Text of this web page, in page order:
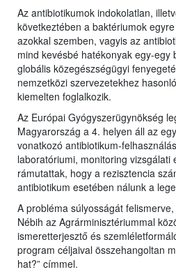
Az antibiotikumok indokolatlan,
következtében a baktériumok
azokkal szemben, vagyis az
mind kevésbé hatékonyak egy-egy
globális közegészségügyi
nemzetközi szervezetekhez
kiemelten foglalkozik.
Az Európai Gyógyszerügynökség
Magyarország a 4. helyen áll az
vonatkozó antibiotikum-
laboratóriumi, monitoring vizsgálati
rámutattak, hogy a rezisztencia
antibiotikum esetében nálunk a
A probléma súlyosságát
Nébih az Agrárminisztériummal
ismeretterjesztő és
program céljaival összehangoltan
hat?” címmel.